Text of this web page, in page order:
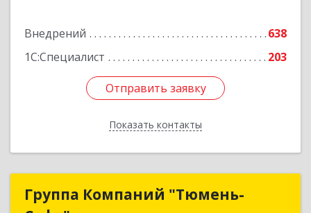
Внедрений
638
1С:Специалист
203
Отправить заявку
Показать контакты
Отправить заявку
Назад
Группа Компаний "Тюмень-
Группа Компаний "Тюмень-